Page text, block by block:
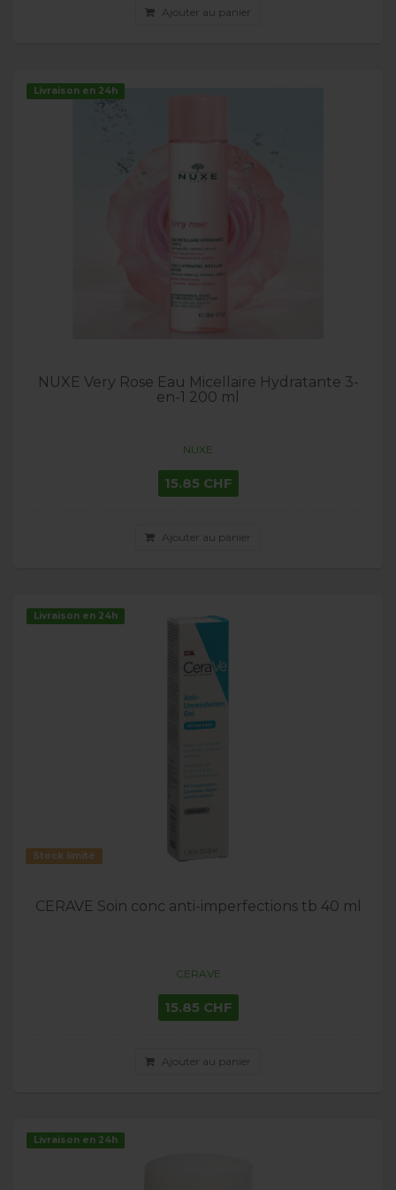
Ajouter au panier
Livraison en 24h
NUXE Very Rose Eau Micellaire Hydratante 3-
en-1 200 ml
NUXE
15.85 CHF
Ajouter au panier
Livraison en 24h
Stock limité
CERAVE Soin conc anti-imperfections tb 40 ml
CERAVE
15.85 CHF
Ajouter au panier
Livraison en 24h